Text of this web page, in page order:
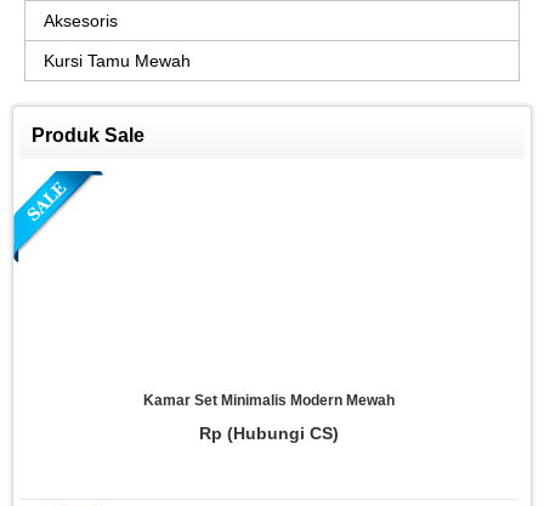
Aksesoris
Kursi Tamu Mewah
Produk Sale
Kamar Set Minimalis Modern Mewah
Rp (Hubungi CS)